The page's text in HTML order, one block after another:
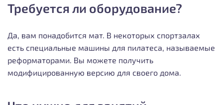
Требуется ли оборудование?
Да, вам понадобится мат. В некоторых спортзалах
есть специальные машины для пилатеса, называемые
реформаторами. Вы можете получить
модифицированную версию для своего дома.